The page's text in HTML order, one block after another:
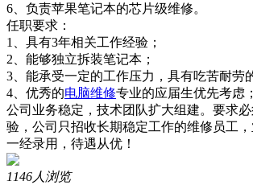
6、负责苹果笔记本的芯片级维修。
任职要求：
1、具有3年相关工作经验；
2、能够独立拆装笔记本；
3、能承受一定的工作压力，具有吃苦耐劳
4、优秀的电脑维修专业的应届生优先考虑；
公司业务稳定，技术团队扩大组建。要求
验，公司只招收长期稳定工作的维修员工
一经录用，待遇从优！
1146人浏览